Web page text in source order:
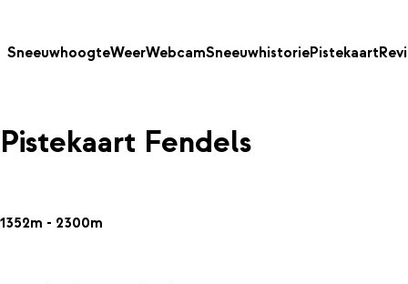
SneeuwhoogteWeerWebcamSneeuwhistoriePistekaart
Pistekaart Fendels
1352m - 2300m